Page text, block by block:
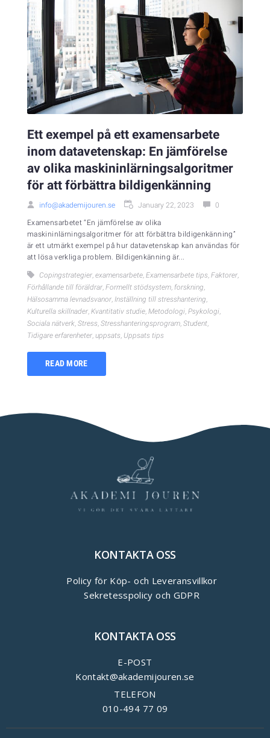
Ett exempel på ett examensarbete
inom datavetenskap: En jämförelse
av olika maskininlärningsalgoritmer
för att förbättra bildigenkänning
info@akademijouren.se January 22, 2023 0
Examensarbetet “En jämförelse av olika
maskininlärningsalgoritmer för att förbättra bildigenkänning”
är ett utmärkt exempel på hur datavetenskap kan användas för
att lösa verkliga problem. Bildigenkänning är...
Copingstrategier examensarbete Examensarbete tips Faktorer
Förhållande till föräldrar Formellt stödsystem forskning
Hälsosamma levnadsvanor Inställning till stresshantering
Kulturella skillnader Kvantitativ studie Metodologi Psykologi
Sociala nätverk Stress Stresshanteringsprogram Student
Tidigare erfarenheter uppsats Uppsats tips
READ MORE
KONTAKTA OSS
Policy för Köp- och Leveransvillkor
Sekretesspolicy och GDPR
KONTAKTA OSS
E-POST
Kontakt@akademijouren.se
TELEFON
010-494 77 09